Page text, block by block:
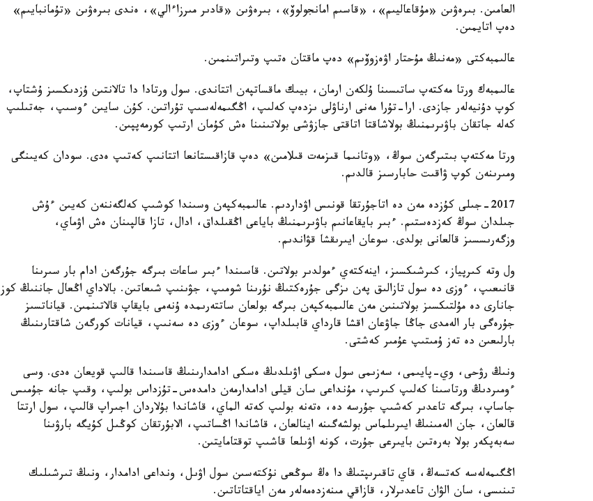
العامىن. بىرەۋىن «مۇقاعاليىم»، «قاسىم امانجولوۆ»، بىرەۋىن «قادىر مىرزاءالي»، ەندى بىرەۋىن «تۇمانبايىم»
دەپ اتايمىن.
عالىمبەكتى «مەنىڭ مۇحتار اۋەزوۆىم» دەپ ماقتان ەتىپ وتىراتىنمىن.
عالىمبەك ورتا مەكتەپ ساتىسىنا ۇلكەن ارمان، بيىك ماقساتپەن اتتاندى. سول ورتادا دا تالانتىن ۇزدىكسىز ۇشتاپ،
كوپ دۇنيەلەر جازدى. ارا-تۇرا مەنى ارناۋلى ىزدەپ كەلىپ، اڭگىمەلەسىپ تۇراتىن. كۇن سايىن ءوسىپ، جەتىلىپ
كەلە جاتقان باۋىرىمنىڭ بولاشاقتا اتاقتى جازۋشى بولاتىنىنا ەش كۇمان ارتىپ كورمەپپىن.
ورتا مەكتەپ بىتىرگەن سوڭ، «وتانىما قىزمەت قىلامىن» دەپ قازاقىستانعا اتتانىپ كەتىپ ەدى. سودان كەيىنگى
ومىرىنەن كوپ ۋاقىت حابارسىز قالدىم.
2017-جىلى كۇزدە مەن دە اتاجۇرتقا قونىس اۋداردىم. عالىمبەكپەن وسىندا كوشىپ كەلگەننەن كەيىن ءۇش
جىلدان سوڭ كەزدەستىم. ءبىر بايقاعانىم باۋىرىمنىڭ باياعى اڭقىلداق، ادال، تازا قالپىنان ەش اۋماي،
وزگەرىسسىز قالعانى بولدى. سوعان ايىرىقشا قۋاندىم.
ول وتە كىرپياز، كىرشىكسىز، اينەكتەي ءمولدىر بولاتىن. قاسىندا ءبىر ساعات بىرگە جۇرگەن ادام بار سىرىنا
قانىعىپ، ءوزى دە سول تازالىق پەن ىزگى جۇرەكتىڭ نۇرىنا شومىپ، جۋىنىپ شىعاتىن. بالاداي اڭعال جاننىڭ كوز
جانارى دە مۇلتىكسىز بولاتىنىن مەن عالىمبەكپەن بىرگە بولعان ساتتەرىمدە ۇنەمى بايقاپ قالاتىنمىن. قياناتسىز
جۇرەگى بار الەمدى جاڭا جاۋعان اقشا قارداي قابىلداپ، سوعان ءوزى دە سەنىپ، قيانات كورگەن شاقتارىنىڭ
بارلىعىن دە تەز ۇمىتىپ عۇمىر كەشتى.
ونىڭ رۋحى، وي-پايىمى، سەزىمى سول ەسكى اۋىلدىڭ ەسكى ادامدارىنىڭ قاسىندا قالىپ قويعان ەدى. وسى
ءومىردىڭ ورتاسىنا كەلىپ كىرىپ، مۇنداعى سان قيلى ادامدارمەن دامدەس-تۇزداس بولىپ، وقىپ جانە جۇمىس
جاساپ، بىرگە تاعدىر كەشىپ جۇرسە دە، ەتەنە بولىپ كەتە الماي، قاشاندا بۇلاردان اجىراپ قالىپ، سول ارتتا
قالعان، جان الەمىنىڭ ايىرىلماس بولشەگىنە اينالعان، قاشاندا اڭساتىپ، الابۇرتقان كوڭىل كۇيگە بارۋىنا
سەبەپكەر بولا بەرەتىن بايىرعى جۇرت، كونە اۋىلعا قاشىپ توقتامايتىن.
اڭگىمەلەسە كەتسەڭ، قاي تاقىرىپتىڭ دا ەڭ سوڭعى نۇكتەسىن سول اۋىل، ونداعى ادامدار، ونىڭ تىرشىلىك
تىنىسى، سان الۋان تاعدىرلار، قازاقي مىنەزدەمەلەر مەن اياقتاتاتىن.